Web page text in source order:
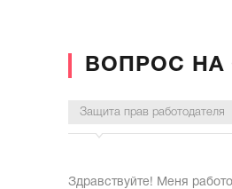
ВОПРОС
Защита прав работодателя
Здравствуйте! Меня